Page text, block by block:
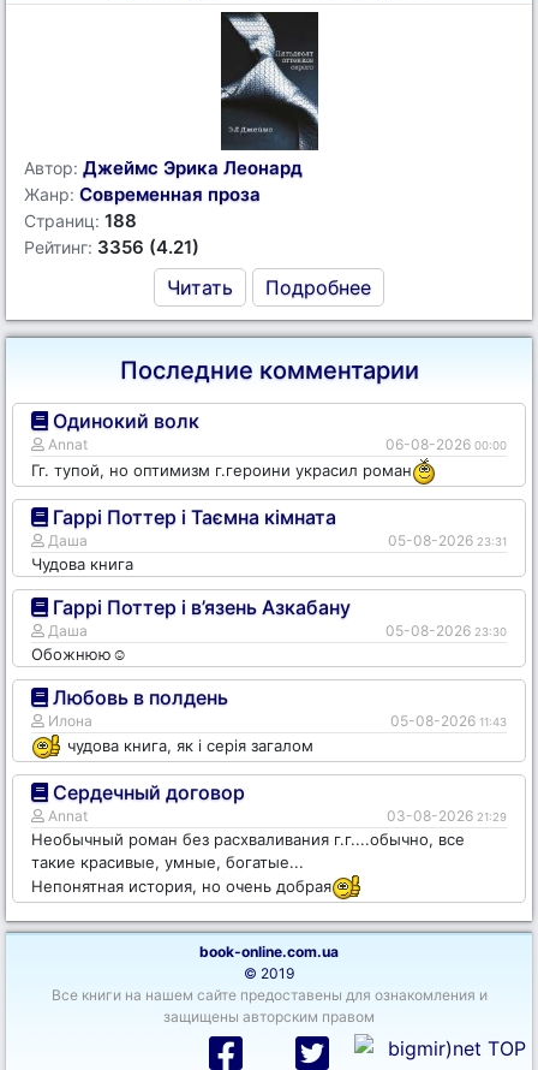
Автор: Джеймс Эрика Леонард
Жанр: Современная проза
Страниц: 188
Рейтинг: 3356 (4.21)
Читать Подробнее
Последние комментарии
Одинокий волк
Annat 06-08-2026 00:00
Гг. тупой, но оптимизм г.героини украсил роман
Гаррі Поттер і Таємна кімната
Даша 05-08-2026 23:31
Чудова книга
Гаррі Поттер і в’язень Азкабану
Даша 05-08-2026 23:30
Обожнюю☺️
Любовь в полдень
Илона 05-08-2026 11:43
чудова книга, як і серія загалом
Сердечный договор
Annat 03-08-2026 21:29
Необычный роман без расхваливания г.г....обычно, все
такие красивые, умные, богатые...
Непонятная история, но очень добрая
book-online.com.ua
© 2019
Все книги на нашем сайте предоставены для ознакомления и
защищены авторским правом